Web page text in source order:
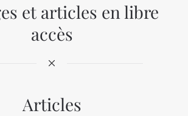
et articles en libre
accès
Articles